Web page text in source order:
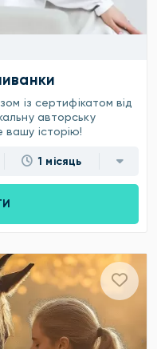
із сертифікатом від
авторську
історію!
1 місяць